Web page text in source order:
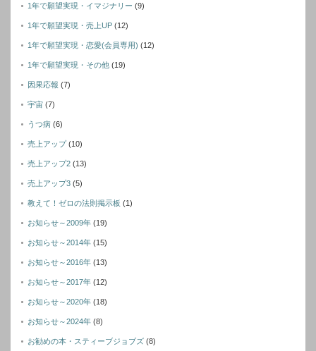
1年で願望実現・イマジナリー (9)
1年で願望実現・売上UP (12)
1年で願望実現・恋愛(会員専用) (12)
1年で願望実現・その他 (19)
因果応報 (7)
宇宙 (7)
うつ病 (6)
売上アップ(10)
売上アップ2 (13)
売上アップ3 (5)
教えて！ゼロの法則掲示板 (1)
お知らせ～2009年 (19)
お知らせ～2014年 (15)
お知らせ～2016年 (13)
お知らせ～2017年 (12)
お知らせ～2020年 (18)
お知らせ～2024年 (8)
お勧めの本・スティーブジョブズ (8)